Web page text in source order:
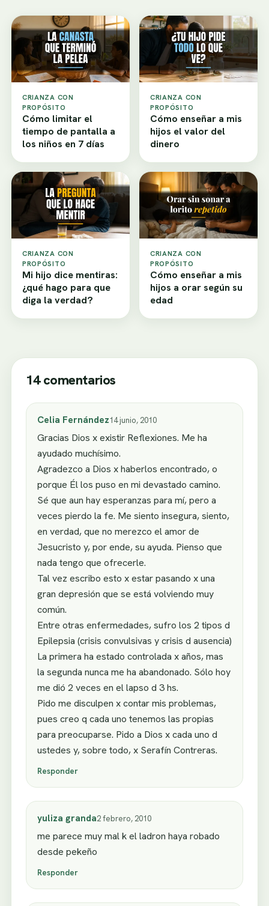
CRIANZA CON
PROPÓSITO
Cómo limitar el
tiempo de pantalla a
los niños en 7 días
CRIANZA CON
PROPÓSITO
Cómo enseñar a mis
hijos el valor del
dinero
CRIANZA CON
PROPÓSITO
Mi hijo dice mentiras:
¿qué hago para que
diga la verdad?
CRIANZA CON
PROPÓSITO
Cómo enseñar a mis
hijos a orar según su
edad
14 comentarios
Celia Fernández14 junio, 2010
Gracias Dios x existir Reflexiones. Me ha
ayudado muchísimo.
Agradezco a Dios x haberlos encontrado, o
porque Él los puso en mi devastado camino.
Sé que aun hay esperanzas para mí, pero a
veces pierdo la fe. Me siento insegura, siento,
en verdad, que no merezco el amor de
Jesucristo y, por ende, su ayuda. Pienso que
nada tengo que ofrecerle.
Tal vez escribo esto x estar pasando x una
gran depresión que se está volviendo muy
común.
Entre otras enfermedades, sufro los 2 tipos d
Epilepsia (crisis convulsivas y crisis d ausencia)
La primera ha estado controlada x años, mas
la segunda nunca me ha abandonado. Sólo hoy
me dió 2 veces en el lapso d 3 hs.
Pido me disculpen x contar mis problemas,
pues creo q cada uno tenemos las propias
para preocuparse. Pido a Dios x cada uno d
ustedes y, sobre todo, x Serafín Contreras.
Responder
yuliza granda2 febrero, 2010
me parece muy mal k el ladron haya robado
desde pekeño
Responder